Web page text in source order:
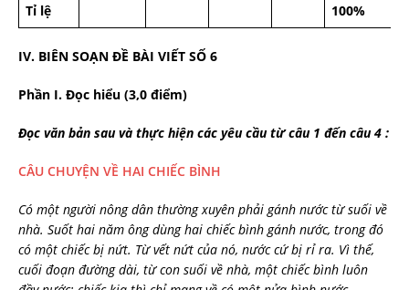
Tỉ lệ
100%
IV. BIÊN SOẠN ĐỀ BÀI VIẾT SỐ 6
Phần I. Đọc hiểu (3,0 điểm)
Đọc văn bản sau và thực hiện các yêu cầu từ câu 1 đến câu 4 :
CÂU CHUYỆN VỀ HAI CHIẾC BÌNH
Có một người nông dân thường xuyên phải gánh nước từ suối về
nhà. Suốt hai năm ông dùng hai chiếc bình gánh nước, trong đó
có một chiếc bị nứt. Từ vết nứt của nó, nước cứ bị rỉ ra. Vì thế,
cuối đoạn đường dài, từ con suối về nhà, một chiếc bình luôn